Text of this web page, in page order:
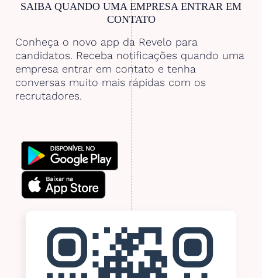
SAIBA QUANDO UMA EMPRESA ENTRAR EM
CONTATO
Conheça o novo app da Revelo para
candidatos. Receba notificações quando uma
empresa entrar em contato e tenha
conversas muito mais rápidas com os
recrutadores.